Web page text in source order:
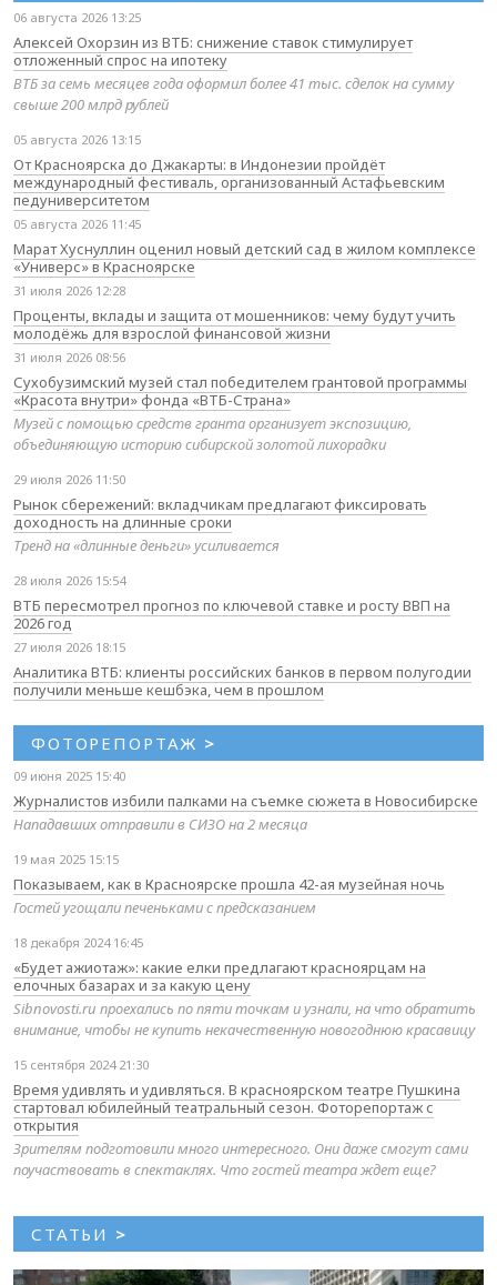
06 августа 2026 13:25
Алексей Охорзин из ВТБ: снижение ставок стимулирует
отложенный спрос на ипотеку
ВТБ за семь месяцев года оформил более 41 тыс. сделок на сумму
свыше 200 млрд рублей
05 августа 2026 13:15
От Красноярска до Джакарты: в Индонезии пройдёт
международный фестиваль, организованный Астафьевским
педуниверситетом
05 августа 2026 11:45
Марат Хуснуллин оценил новый детский сад в жилом комплексе
«Универс» в Красноярске
31 июля 2026 12:28
Проценты, вклады и защита от мошенников: чему будут учить
молодёжь для взрослой финансовой жизни
31 июля 2026 08:56
Сухобузимский музей стал победителем грантовой программы
«Красота внутри» фонда «ВТБ-Страна»
Музей с помощью средств гранта организует экспозицию,
объединяющую историю сибирской золотой лихорадки
29 июля 2026 11:50
Рынок сбережений: вкладчикам предлагают фиксировать
доходность на длинные сроки
Тренд на «длинные деньги» усиливается
28 июля 2026 15:54
ВТБ пересмотрел прогноз по ключевой ставке и росту ВВП на
2026 год
27 июля 2026 18:15
Аналитика ВТБ: клиенты российских банков в первом полугодии
получили меньше кешбэка, чем в прошлом
ФОТОРЕПОРТАЖ >
09 июня 2025 15:40
Журналистов избили палками на съемке сюжета в Новосибирске
Нападавших отправили в СИЗО на 2 месяца
19 мая 2025 15:15
Показываем, как в Красноярске прошла 42-ая музейная ночь
Гостей угощали печеньками с предсказанием
18 декабря 2024 16:45
«Будет ажиотаж»: какие елки предлагают красноярцам на
елочных базарах и за какую цену
Sibnovosti.ru проехались по пяти точкам и узнали, на что обратить
внимание, чтобы не купить некачественную новогоднюю красавицу
15 сентября 2024 21:30
Время удивлять и удивляться. В красноярском театре Пушкина
стартовал юбилейный театральный сезон. Фоторепортаж с
открытия
Зрителям подготовили много интересного. Они даже смогут сами
поучаствовать в спектаклях. Что гостей театра ждет еще?
СТАТЬИ >